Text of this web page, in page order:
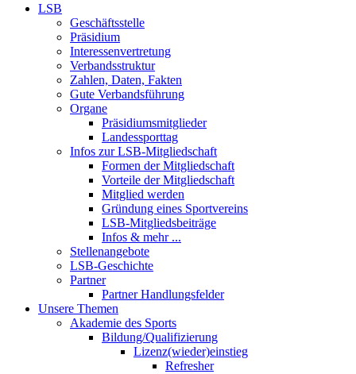
LSB
Geschäftsstelle
Präsidium
Interessenvertretung
Verbandsstruktur
Zahlen, Daten, Fakten
Gute Verbandsführung
Organe
Präsidiumsmitglieder
Landessporttag
Infos zur LSB-Mitgliedschaft
Formen der Mitgliedschaft
Vorteile der Mitgliedschaft
Mitglied werden
Gründung eines Sportvereins
LSB-Mitgliedsbeiträge
Infos & mehr ...
Stellenangebote
LSB-Geschichte
Partner
Partner Handlungsfelder
Unsere Themen
Akademie des Sports
Bildung/Qualifizierung
Lizenz(wieder)einstieg
Refresher